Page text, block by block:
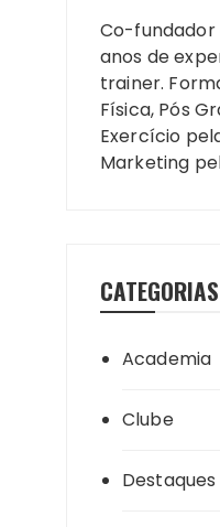
Co-fundador
anos de
trainer.
Física, Pós
Exercício
Marketing
CATEGORIAS
Academia
Clube
Destaques